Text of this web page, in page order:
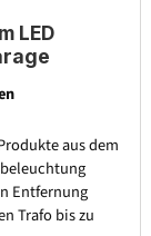
LED
aus dem
Entfernung
Trafo bis zu